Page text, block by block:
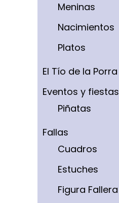
Meninas
Nacimientos
Platos
El Tío de la Porra
Eventos y fiestas
Piñatas
Fallas
Cuadros
Estuches
Figura Fallera